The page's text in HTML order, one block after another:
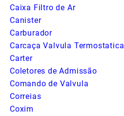
Caixa Filtro de Ar
Canister
Carburador
Carcaça Valvula Termostatica
Carter
Coletores de Admissão
Comando de Valvula
Correias
Coxim